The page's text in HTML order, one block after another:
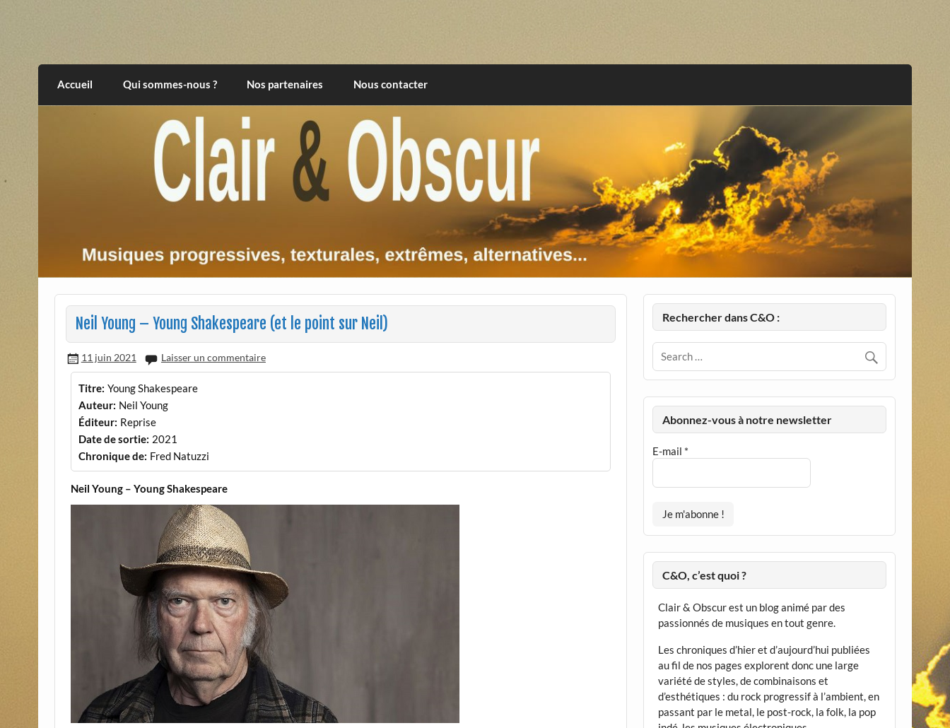
Clair et Obscur
Accueil Qui sommes-nous ? Nos partenaires Nous contacter
Neil Young – Young Shakespeare (et le point sur Neil)
11 juin 2021 Laisser un commentaire
Titre: Young Shakespeare
Auteur: Neil Young
Éditeur: Reprise
Date de sortie: 2021
Chronique de: Fred Natuzzi
Neil Young – Young Shakespeare
Rechercher dans C&O :
Abonnez-vous à notre newsletter
E-mail *
C&O, c’est quoi ?
Clair & Obscur est un blog animé par des
passionnés de musiques en tout genre.
Les chroniques d’hier et d’aujourd’hui publiées
au fil de nos pages explorent donc une large
variété de styles, de combinaisons et
d’esthétiques : du rock progressif à l’ambient, en
passant par le metal, le post-rock, la folk, la pop